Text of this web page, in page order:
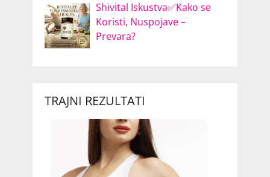
Shivital Iskustva✅Kako se
Koristi, Nuspojave –
Prevara?
TRAJNI REZULTATI